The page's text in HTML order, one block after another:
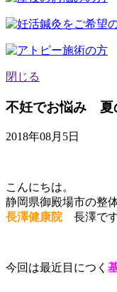
閉じる
不妊でお悩み 夏
2018年08月5日
こんにちは。
静岡県御殿場市の整
長澤健康院長澤です
今回は最近目につく